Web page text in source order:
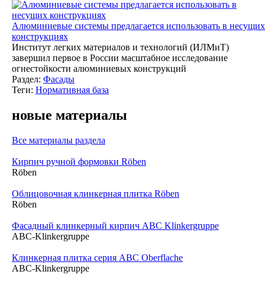
Алюминиевые системы предлагается использовать в несущих
конструкциях
Институт легких материалов и технологий (ИЛМиТ)
завершил первое в России масштабное исследование
огнестойкости алюминиевых конструкций
Раздел: Фасады
Теги: Нормативная база
новые материалы
Все материалы раздела
Кирпич ручной формовки Röben
Röben
Облицовочная клинкерная плитка Röben
Röben
Фасадный клинкерный кирпич ABC Klinkergruppe
ABC-Klinkergruppe
Клинкерная плитка серия ABC Oberflache
ABC-Klinkergruppe